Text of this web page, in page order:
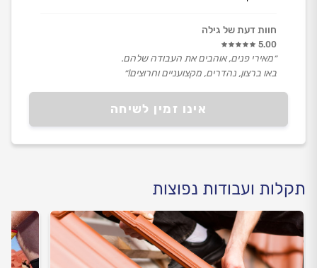
אינו זמין לשיחה
חוות דעת של גילה
5.00
״מאירי פנים, אוהבים את העבודה שלהם.
באו ברצון, נהדרים, מקצועניים וחרוצים!״
תקלות ועבודות נפוצות